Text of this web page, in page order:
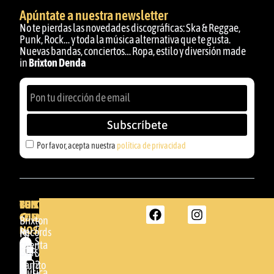
Apúntate a nuestra newsletter
No te pierdas las novedades discográficas: Ska & Reggae,
Punk, Rock… y toda la música alternativa que te gusta.
Nuevas bandas, conciertos… Ropa, estilo y diversión made
in Brixton Denda
Por favor, acepta nuestra política de privacidad
Subscríbete
BRIXTON
DENDA -
SHOP
Somera
24
BRIXTON
Brixton
Records
GBR
TU
CUENTA
Mi
cuenta
Carrito
CONTACTA
CON
NOSOTROS
Por
favor,